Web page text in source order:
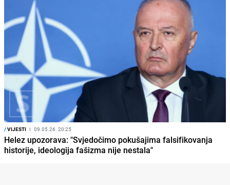
/VIJESTI I 09.05.26. 20:25
Helez upozorava: "Svjedočimo pokušajima falsifikovanja
historije, ideologija fašizma nije nestala"